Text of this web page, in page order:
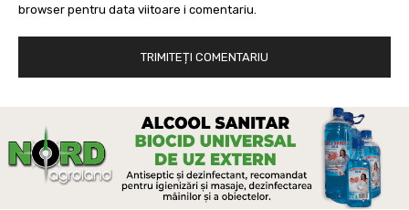
browser pentru data viitoare i comentariu.